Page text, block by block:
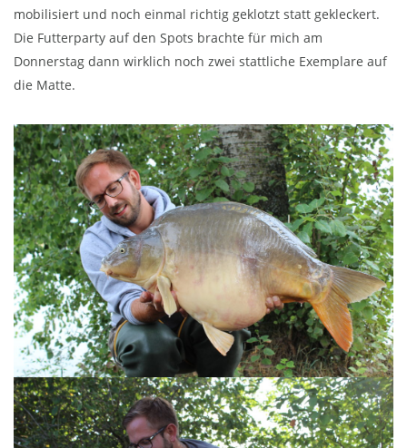
mobilisiert und noch einmal richtig geklotzt statt gekleckert.
Die Futterparty auf den Spots brachte für mich am
Donnerstag dann wirklich noch zwei stattliche Exemplare auf
die Matte.